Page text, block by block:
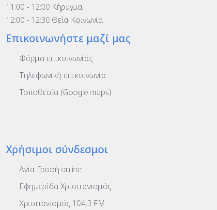
11:00 - 12:00 Κήρυγμα
12:00 - 12:30 Θεία Κοινωνία
Επικοινωνήστε μαζί μας
Φόρμα επικοινωνίας
Τηλεφωνική επικοινωνία
Τοποθεσία (Google maps)
Χρήσιμοι σύνδεσμοι
Αγία Γραφή online
Εφημερίδα Χριστιανισμός
Χριστιανισμός 104,3 FM